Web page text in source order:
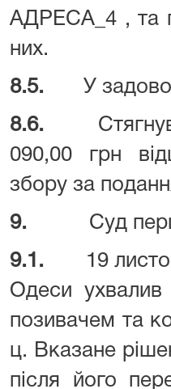
АДРЕСА_4 , та
них.
8.5. У
8.6.
090,00 грн
збору за
9. Суд
9.1.
19
Одеси
позивачем та
ц. Вказане
після його